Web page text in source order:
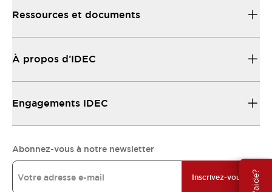
Ressources et documents
À propos d’IDEC
Engagements IDEC
Abonnez-vous à notre newsletter
Inscrivez-vous